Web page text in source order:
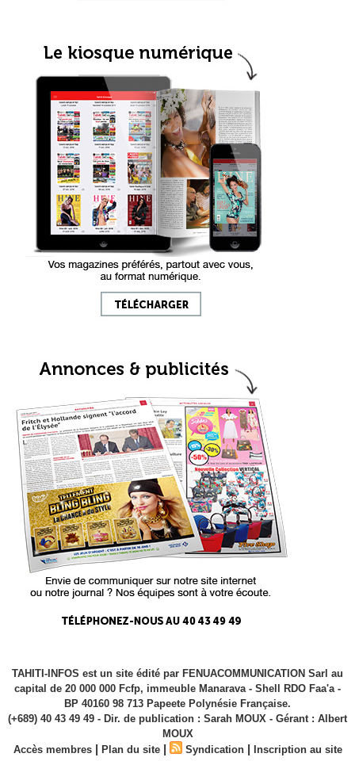
TAHITI-INFOS est un site édité par FENUACOMMUNICATION Sarl au
capital de 20 000 000 Fcfp, immeuble Manarava - Shell RDO Faa'a -
BP 40160 98 713 Papeete Polynésie Française.
(+689) 40 43 49 49 - Dir. de publication : Sarah MOUX - Gérant : Albert
MOUX
Accès membres | Plan du site | Syndication | Inscription au site